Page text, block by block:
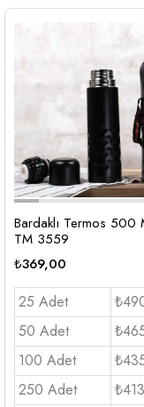
Bardaklı Termos 500
TM 3559
₺369,00
25 Adet
50 Adet
100 Adet
250 Adet